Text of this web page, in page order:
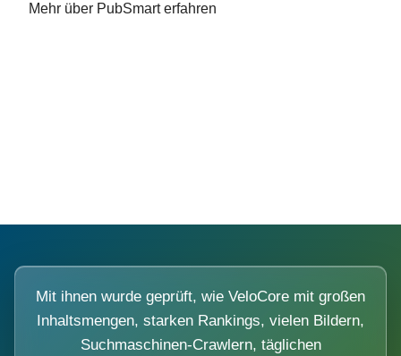
Mehr über PubSmart erfahren
Mit ihnen wurde geprüft, wie VeloCore mit großen
Inhaltsmengen, starken Rankings, vielen Bildern,
Suchmaschinen-Crawlern, täglichen